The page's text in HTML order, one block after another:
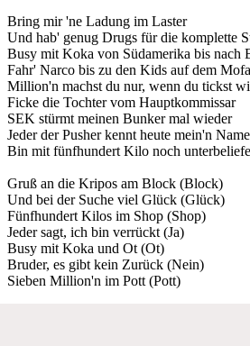
Bring mir 'ne Ladung im Laster
Und hab' genug Drugs für die komplette
Busy mit Koka von Südamerika bis nach
Fahr' Narco bis zu den Kids auf dem Mofa
Million'n machst du nur, wenn du tickst
Ficke die Tochter vom Hauptkommissar
SEK stürmt meinen Bunker mal wieder
Jeder der Pusher kennt heute mein'n
Bin mit fünfhundert Kilo noch
Gruß an die Kripos am Block (Block)
Und bei der Suche viel Glück (Glück)
Fünfhundert Kilos im Shop (Shop)
Jeder sagt, ich bin verrückt (Ja)
Busy mit Koka und Ot (Ot)
Bruder, es gibt kein Zurück (Nein)
Sieben Million'n im Pott (Pott)